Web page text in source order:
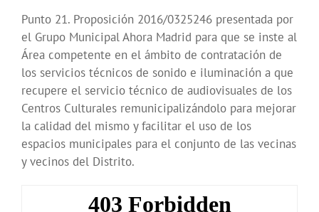
Punto 21. Proposición 2016/0325246 presentada por
el Grupo Municipal Ahora Madrid para que se inste al
Área competente en el ámbito de contratación de
los servicios técnicos de sonido e iluminación a que
recupere el servicio técnico de audiovisuales de los
Centros Culturales remunicipalizándolo para mejorar
la calidad del mismo y facilitar el uso de los
espacios municipales para el conjunto de las vecinas
y vecinos del Distrito.